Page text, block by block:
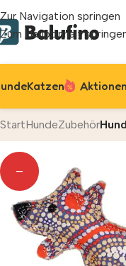
Zur Navigation springen
Zum Hauptinhalt
Katzen Aktionen
StartHundeZubehör
—